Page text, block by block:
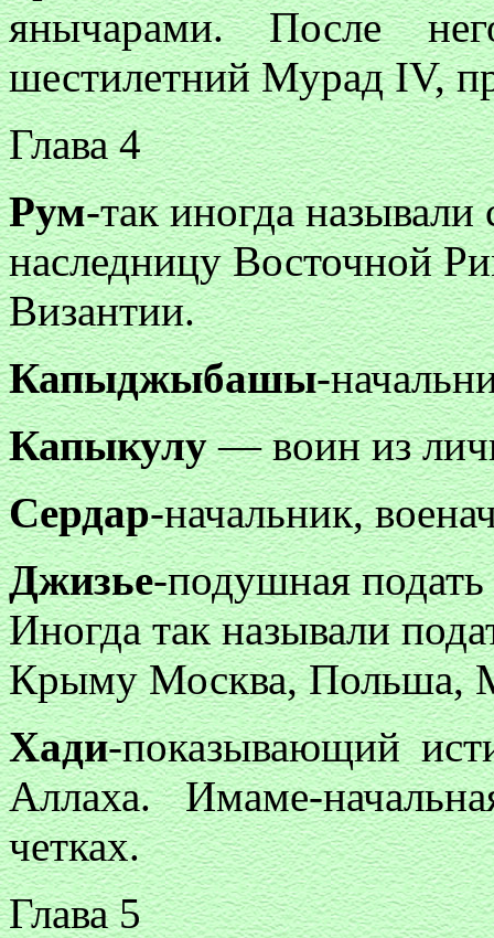
янычарами. После
шестилетний Мурад IV,
Глава 4
Рум-так иногда
наследницу Восточной
Византии.
Капыджыбашы-
Капыкулу— воин из
Сердар-начальник,
Джизье-подушная
Иногда так называли
Крыму Москва, Польша,
Хади-показывающий
Аллаха. Имаме-
четках.
Глава 5